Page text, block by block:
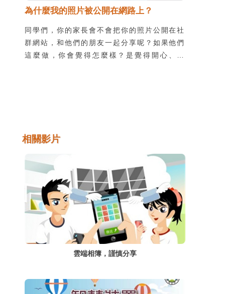
為什麼我的照片被公開在網路上？
同學們，你的家長會不會把你的照片公開在社
群網站，和他們的朋友一起分享呢？如果他們
這麼做，你會覺得怎麼樣？是覺得開心、尷
相關影片
雲端相簿，謹慎分享